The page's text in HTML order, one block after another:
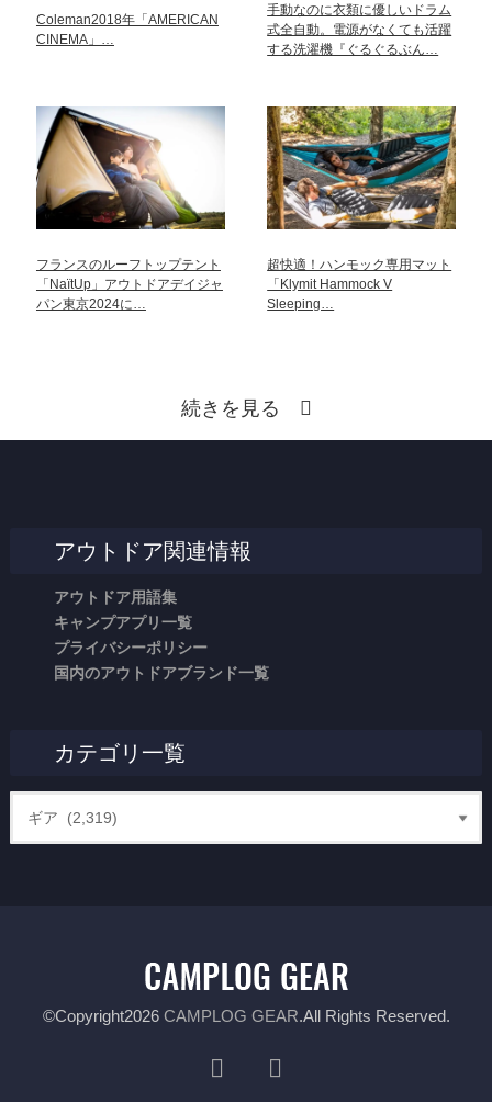
Coleman2018年「AMERICAN
CINEMA」…
手動なのに衣類に優しいドラム
式全自動。電源がなくても活躍
する洗濯機『ぐるぐるぶん…
フランスのルーフトップテント
「NaïtUp」アウトドアデイジャ
パン東京2024に…
超快適！ハンモック専用マット
「Klymit Hammock V
Sleeping…
続きを見る
アウトドア関連情報
アウトドア用語集
キャンプアプリ一覧
プライバシーポリシー
国内のアウトドアブランド一覧
カテゴリ一覧
©Copyright2026 CAMPLOG GEAR.All Rights Reserved.